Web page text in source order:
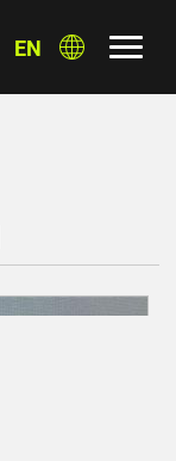
EN